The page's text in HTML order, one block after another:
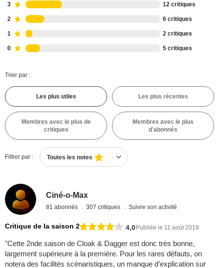
3 12 critiques
2 6 critiques
1 2 critiques
0 5 critiques
Trier par :
Les plus utiles Les plus récentes
Membres avec le plus de
critiques
Membres avec le plus
d'abonnés
Filtrer par : Toutes les notes
Ciné-o-Max
81 abonnés 307 critiques Suivre son activité
Critique de la saison 2 4,0Publiée le 11 août 2019
"Cette 2nde saison de Cloak & Dagger est donc très bonne,
largement supérieure à la première. Pour les rares défauts, on
notera des facilités scénaristiques, un manque d’explication sur